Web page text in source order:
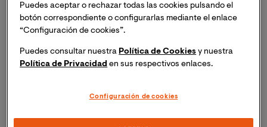
¿Qué es la planificación
sanitaria?
Entre las muchas definiciones que se han realizado de
El primero, de Pineault y Daveluy, dice que es:
Puedes aceptar o rechazar todas las cookies pulsando el
botón correspondiente o configurarlas mediante el enlace
“Configuración de cookies”.
Puedes consultar nuestra Política de Cookies y nuestra
Política de Privacidad en sus respectivos enlaces.
Configuración de cookies